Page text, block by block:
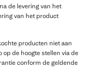
de levering van het
van het product
producten niet aan
de hoogte stellen via de
conform de geldende